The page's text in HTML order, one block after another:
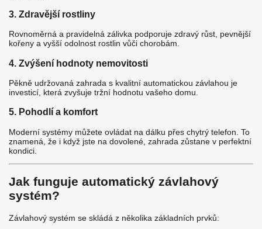
3. Zdravější rostliny
Rovnoměrná a pravidelná zálivka podporuje zdravý růst, pevnější
kořeny a vyšší odolnost rostlin vůči chorobám.
4. Zvýšení hodnoty nemovitosti
Pěkně udržovaná zahrada s kvalitní automatickou závlahou je
investicí, která zvyšuje tržní hodnotu vašeho domu.
5. Pohodlí a komfort
Moderní systémy můžete ovládat na dálku přes chytrý telefon. To
znamená, že i když jste na dovolené, zahrada zůstane v perfektní
kondici.
Jak funguje automatický závlahový
systém?
Závlahový systém se skládá z několika základních prvků: